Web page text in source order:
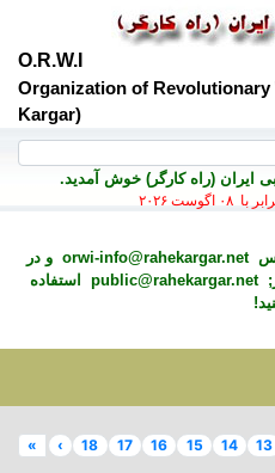
O.R.W.I
Organization of Revolutionary
Kargar)
ايران (راه کارگر) خوش آمديد.
orwi-info@rahekargar.net و در
public@rahekargar.net
استفاده
13
14
15
16
17
18
›
»